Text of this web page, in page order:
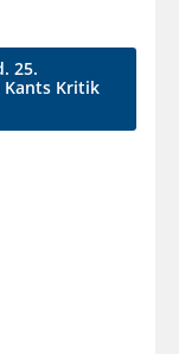
25.
Kritik